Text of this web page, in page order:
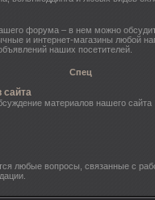
форума – в нем можно
и интернет-магазины любой
наших посетителей.
Спец
сайта
материалов нашего сайта
любые вопросы, связанные с